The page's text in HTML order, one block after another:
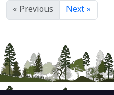
« Previous Next »